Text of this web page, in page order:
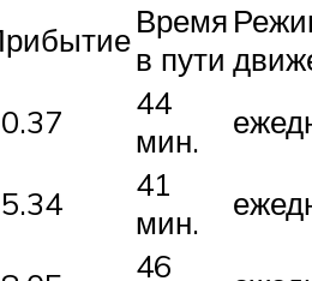
Время
в пути
44
мин.
41
мин.
46